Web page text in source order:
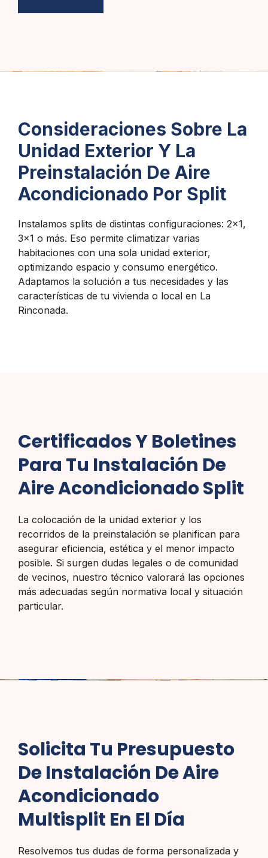
Consideraciones Sobre La
Unidad Exterior Y La
Preinstalación De Aire
Acondicionado Por Split
Instalamos splits de distintas configuraciones: 2×1,
3×1 o más. Eso permite climatizar varias
habitaciones con una sola unidad exterior,
optimizando espacio y consumo energético.
Adaptamos la solución a tus necesidades y las
características de tu vivienda o local en La
Rinconada.
Certificados Y Boletines
Para Tu Instalación De
Aire Acondicionado Split
La colocación de la unidad exterior y los
recorridos de la preinstalación se planifican para
asegurar eficiencia, estética y el menor impacto
posible. Si surgen dudas legales o de comunidad
de vecinos, nuestro técnico valorará las opciones
más adecuadas según normativa local y situación
particular.
Solicita Tu Presupuesto
De Instalación De Aire
Acondicionado
Multisplit En El Día
Resolvemos tus dudas de forma personalizada y